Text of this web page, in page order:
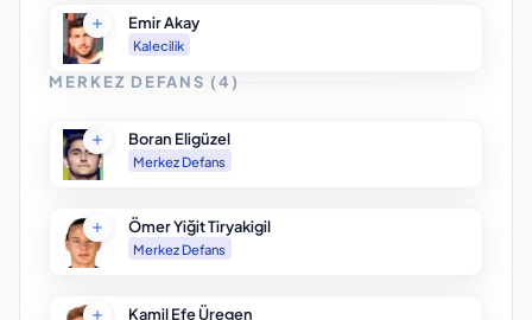
Emir Akay
Kalecilik
MERKEZ DEFANS (4)
Boran Eligüzel
Merkez Defans
Ömer Yiğit Tiryakigil
Merkez Defans
Kamil Efe Üregen